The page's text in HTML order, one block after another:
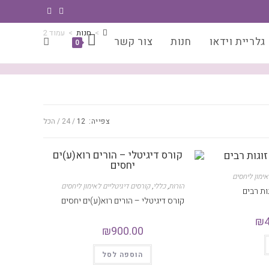
גלריית וידאו חנות צור קשר 0
> חנות > עמוד 2
צפייה: 12
24 הכל
ליחסים
רבים
₪
הורות,כללי,קורסים דיגיטליים לאימון ליחסים
קורס דיגיטלי – הורים רוא(ע)ים יחסים
₪900.00
הוספה לסל